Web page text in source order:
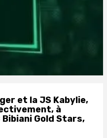
et la JS Kabylie,
à
Bibiani Gold Stars,